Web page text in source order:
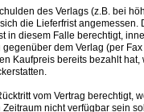
des Verlags (z.B. bei
die Lieferfrist angemessen.
in diesem Falle berechtigt,
dem Verlag (per
Kaufpreis bereits bezahlt
vom Vertrag berechtigt,
nicht verfügbar sein